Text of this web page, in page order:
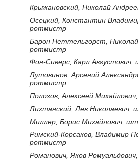
Крыжановский, Николай
Осецкий, Константин
ротмистр
Барон Неттельгорст,
ротмистр
Фон-Сиверс, Карл
Лутовинов, Арсений
ротмистр
Полозов, Алексеей
Лихтанский, Лев
Миллер, Борис Михайлович,
Римский-Корсаков, Владимир
ротмистр
Романович, Яков